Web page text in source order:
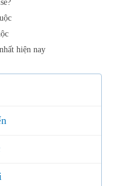
hiện nay